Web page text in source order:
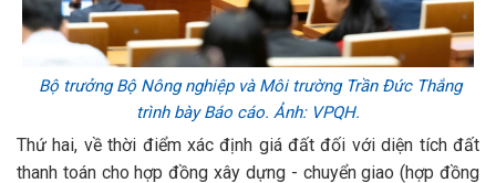
Bộ trưởng Bộ Nông nghiệp và Môi trường Trần Đức Thắng
trình bày Báo cáo. Ảnh: VPQH.
Thứ hai, về thời điểm xác định giá đất đối với diện tích đất
thanh toán cho hợp đồng xây dựng - chuyển giao (hợp đồng